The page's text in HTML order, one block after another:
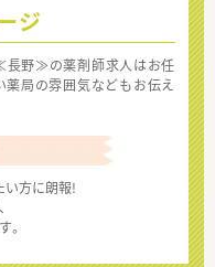
ジ
長野≫の薬剤師求人はお任
薬局の雰囲気などもお伝え
い方に朗報!
。